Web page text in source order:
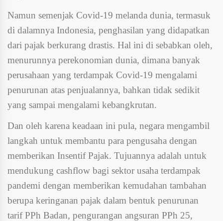
Namun semenjak Covid-19 melanda dunia, termasuk
di dalamnya Indonesia, penghasilan yang didapatkan
dari pajak berkurang drastis. Hal ini di sebabkan oleh,
menurunnya perekonomian dunia, dimana banyak
perusahaan yang terdampak Covid-19 mengalami
penurunan atas penjualannya, bahkan tidak sedikit
yang sampai mengalami kebangkrutan.
Dan oleh karena keadaan ini pula, negara mengambil
langkah untuk membantu para pengusaha dengan
memberikan Insentif Pajak. Tujuannya adalah untuk
mendukung cashflow bagi sektor usaha terdampak
pandemi dengan memberikan kemudahan tambahan
berupa keringanan pajak dalam bentuk penurunan
tarif PPh Badan, pengurangan angsuran PPh 25,